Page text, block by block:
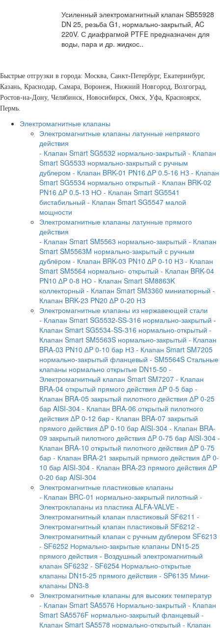
Усиленный электромагнитный клапан SB55928
DN 25, резьба G1, нормально-закрытый, AC
220V. С диафрагмой PTFE предназначен для
воды, пара и др. жидкос..
Быстрые отгрузки в города: Москва, Санкт-Петербург, Екатеринбург,
Казань, Краснодар, Самара, Воронеж, Нижний Новгород, Волгоград,
Ростов-на-Дону, Челябинск, Новосибирск, Омск, Уфа, Красноярск,
Пермь.
Электромагнитные клапаны
Электромагнитные клапаны латунные непрямого
действия
- Клапан Smart SG5532 нормально-закрытый - Клапан
Smart SG5533 нормально-закрытый с ручным
дублером - Клапан BRK-01 PN16 ∆P 0.5-16 НЗ - Клапан
Smart SG5534 нормально открытый - Клапан BRK-02
PN16 ∆P 0.5-13 НО - Клапан Smart SG5541
бистабильный - Клапан Smart SG5547 малой
мощности
Электромагнитные клапаны латунные прямого
действия
- Клапан Smart SM5563 нормально-закрытый - Клапан
Smart SM5563M нормально-закрытый с ручным
дублёром - Клапан BRK-03 PN10 ∆P 0-10 НЗ - Клапан
Smart SM5564 нормально- открытый - Клапан BRK-04
PN10 ∆P 0-8 НО - Клапан Smart SM8863K
коллекторный - Клапан Smart SM3360 миниатюрный -
Клапан BRK-23 PN20 ∆P 0-20 НЗ
Электромагнитные клапаны из нержавеющей стали
- Клапан Smart SG5532-SS-316 нормально-закрытый -
Клапан Smart SG5534-SS-316 нормально-открытый -
Клапан Smart SM5563S нормально-закрытый - Клапан
BRA-03 PN10 ∆P 0-10 бар НЗ - Клапан Smart SM7205
нормально-закрытый фланцевый - SM5564S Стальные
клапаны нормально открытые DN15-50 -
Электромагнитный клапан Smart SM7207 - Клапан
BRA-04 открытый прямого действия ∆P 0-5 бар -
Клапан BRA-05 закрытый пилотного действия ∆P 0-25
бар AISI-304 - Клапан BRA-06 открытый пилотного
действия ∆P 0-12 бар - Клапан BRA-07 закрытый
прямого действия ∆P 0-10 бар AISI-304 - Клапан BRA-
09 закрытый пилотного действия ∆P 0-75 бар AISI-304 -
Клапан BRA-10 открытый пилотного действия ∆P 0-75
бар - Клапан BRA-21 закрытый прямого действия ∆P 0-
10 бар AISI-304 - Клапан BRA-23 прямого действия ∆P
0-20 бар AISI-304
Электромагнитные пластиковые клапаны
- Клапан BRC-01 нормально-закрытый пилотный -
Электроклапаны из пластика ALFA-VALVE -
Электромагнитный клапан пластиковый SF6211 -
Электромагнитный клапан пластиковый SF6212 -
Электромагнитный клапан с ручным дублером SF6213
- SF6252 Нормально-закрытые клапаны DN15-25
прямого действия - Воздушный электромагнитный
клапан SF6232 - SF6254 Нормально-открытые
клапаны DN15-25 прямого действия - SP6135 Мини-
клапаны DN3-8
Электромагнитные клапаны для высоких температур
- Клапан Smart SA5576 Нормально-закрытый - Клапан
Smart SA5576F нормально-закрытый фланцевый -
Клапан Smart SA5578 нормально-открытый - Клапан